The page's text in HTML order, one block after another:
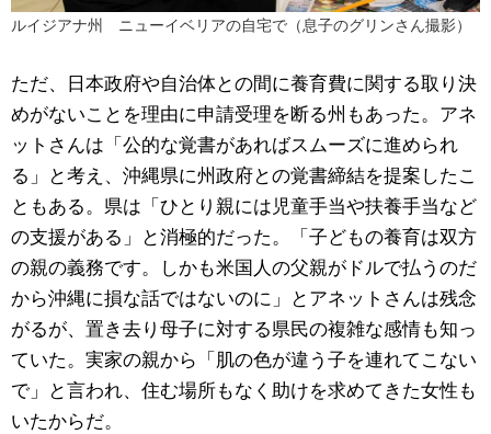
ルイジアナ州 ニューイベリアの自宅で（息子のグリンさん撮影）
ただ、日本政府や自治体との間に養育費に関する取り決
めがないことを理由に申請受理を断る州もあった。アネ
ットさんは「公的な覚書があればスムーズに進められ
る」と考え、沖縄県に州政府との覚書締結を提案したこ
ともある。県は「ひとり親には児童手当や扶養手当など
の支援がある」と消極的だった。「子どもの養育は双方
の親の義務です。しかも米国人の父親がドルで払うのだ
から沖縄に損な話ではないのに」とアネットさんは残念
がるが、置き去り母子に対する県民の複雑な感情も知っ
ていた。実家の親から「肌の色が違う子を連れてこない
で」と言われ、住む場所もなく助けを求めてきた女性も
いたからだ。